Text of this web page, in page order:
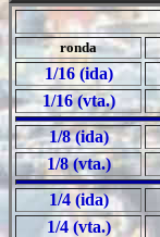
ronda
1/16 (ida)
1/16 (vta.)
1/8 (ida)
1/8 (vta.)
1/4 (ida)
1/4 (vta.)